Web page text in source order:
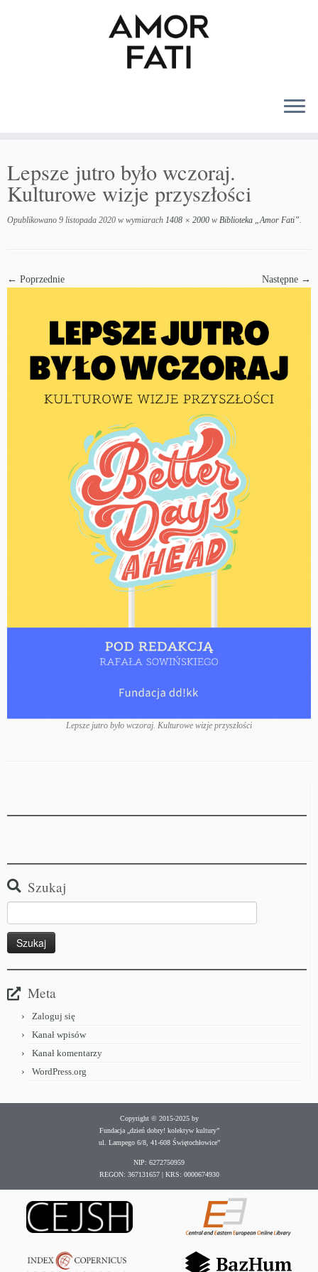
Lepsze jutro było wczoraj.
Kulturowe wizje przyszłości
Opublikowano 9 listopada 2020 w wymiarach 1408 × 2000 w Biblioteka „Amor Fati”.
← Poprzednie Następne →
Lepsze jutro było wczoraj. Kulturowe wizje przyszłości
Szukaj
Meta
Zaloguj się
Kanał wpisów
Kanał komentarzy
WordPress.org
Copyright © 2015-2025 by
Fundacja „dzień dobry! kolektyw kultury”
ul. Lampego 6/8, 41-608 Świętochłowice”
NIP: 6272750959
REGON: 367131657 | KRS: 0000674930